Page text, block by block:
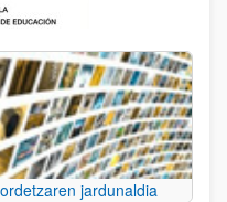
jardunaldia